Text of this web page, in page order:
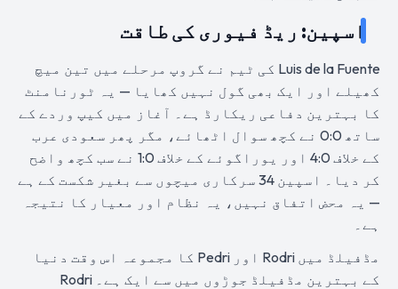
اسپین: ریڈ فیوری کی طاقت
Luis de la Fuente کی ٹیم نے گروپ مرحلے میں تین میچ
کھیلے اور ایک بھی گول نہیں کھایا — یہ ٹورنامنٹ
کا بہترین دفاعی ریکارڈ ہے۔ آغاز میں کیپ وردے کے
ساتھ 0:0 نے کچھ سوال اٹھائے، مگر پھر سعودی عرب
کے خلاف 4:0 اور یوراگوئے کے خلاف 1:0 نے سب کچھ واضح
کر دیا۔ اسپین 34 سرکاری میچوں سے بغیر شکست کے ہے
— یہ محض اتفاق نہیں، یہ نظام اور معیار کا نتیجہ
ہے۔
مڈفیلڈ میں Rodri اور Pedri کا مجموعہ اس وقت دنیا
کے بہترین مڈفیلڈ جوڑوں میں سے ایک ہے۔ Rodri